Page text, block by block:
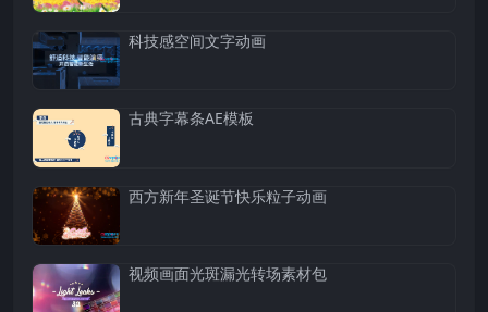
科技感空间文字动画
古典字幕条AE模板
西方新年圣诞节快乐粒子动画
视频画面光斑漏光转场素材包